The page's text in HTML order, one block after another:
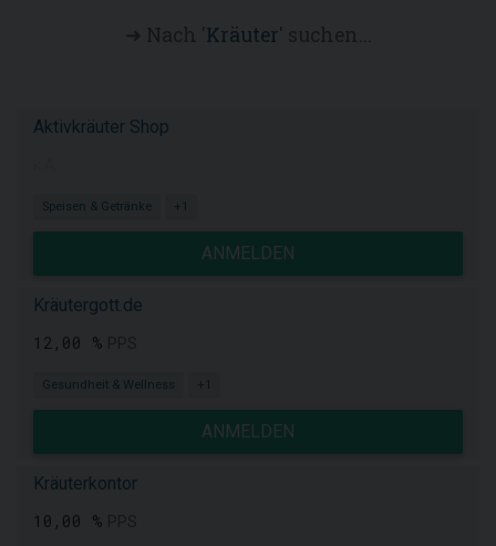
Kräuter
Aktivkräuter Shop
Speisen & Getränke +1
ANMELDEN
Kräutergott.de
12,00 %
Gesundheit & Wellness +1
ANMELDEN
Kräuterkontor
10,00 %